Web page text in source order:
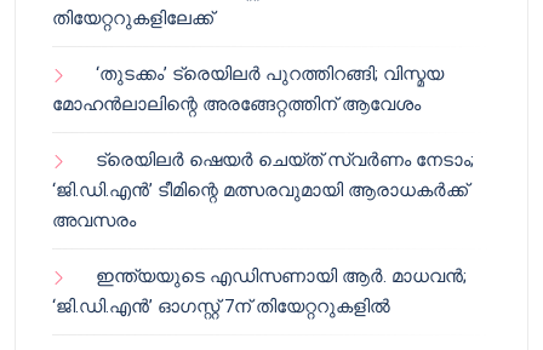
തിയേറ്ററുകളിലേക്ക്
‘തുടക്കം’ ട്രെയിലർ പുറത്തിറങ്ങി; വിസ്മയ
മോഹൻലാലിന്റെ അരങ്ങേറ്റത്തിന് ആവേശം
ട്രെയിലർ ഷെയർ ചെയ്‌ത് സ്വർണം നേടാം;
‘ജി.ഡി.എൻ’ ടീമിന്റെ മത്സരവുമായി ആരാധകർക്ക്
അവസരം
ഇന്ത്യയുടെ എഡിസണായി ആർ. മാധവൻ;
‘ജി.ഡി.എൻ’ ഓഗസ്റ്റ് 7ന് തിയേറ്ററുകളിൽ